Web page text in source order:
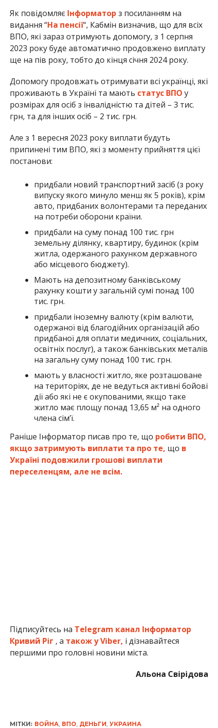
Як повідомляєІнформатор з посиланням на
видання “На пенсії“, Кабмін визначив, що для всіх
ВПО, які зараз отримують допомогу, з 1 серпня
2023 року буде автоматично продовжено виплату
ще на пів року, тобто до кінця січня 2024 року.
Допомогу продовжать отримувати всі українці, які
проживають в Україні та мають статус ВПО у
розмірах для осіб з інвалідністю та дітей – 3 тис.
грн, та для інших осіб – 2 тис. грн.
Але з 1 вересня 2023 року виплати будуть
припинені тим ВПО, які з моменту прийняття цієї
постанови:
придбали новий транспортний засіб (з року
випуску якого минуло менш як 5 років), крім
авто, придбаних волонтерами та переданих
на потреби оборони країни.
придбали на суму понад 100 тис. грн
земельну ділянку, квартиру, будинок (крім
житла, одержаного рахунком державного
або місцевого бюджету).
Мають на депозитному банківському
рахунку кошти у загальній сумі понад 100
тис. грн.
придбали іноземну валюту (крім валюти,
одержаної від благодійних організацій або
придбаної для оплати медичних, соціальних,
освітніх послуг), а також банківських металів
на загальну суму понад 100 тис. грн.
мають у власності житло, яке розташоване
на територіях, де не ведуться активні бойові
дії або які не є окупованими, якщо таке
житло має площу понад 13,65 м² на одного
члена сім’ї.
Раніше Інформатор писав про те, що робити ВПО,
якщо затримують виплати та про те, що в
Україні подовжили грошові виплати
переселенцям, але не всім.
Підписуйтесь на Telegram канал Інформатор
Кривий Ріг , а також у Viber, і дізнавайтеся
першими про головні новини міста.
Альона Свірідова
МІТКИ: ВОЙНА ВПО ДЕНЬГИ УКРАИНА